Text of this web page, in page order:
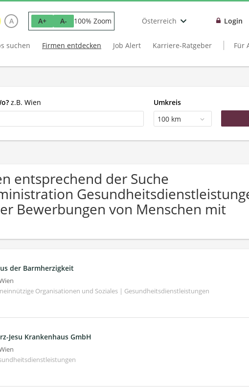
A A+ A- 100% Zoom Österreich Login
suchen Firmen entdecken Job Alert Karriere-Ratgeber Für
z.B. Wien
Umkreis
100 km
entsprechend der Suche
Bewerbungen von Menschen mit
der Barmherzigkeit
Organisationen und Soziales | Gesundheitsdienstleistungen
Jesu Krankenhaus GmbH